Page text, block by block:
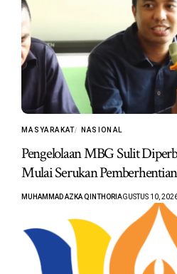
MASYARAKAT NASIONAL
Pengelolaan MBG Sulit
Mulai Serukan
MUHAMMAD AZKA QINTHORI AGUSTUS 10,